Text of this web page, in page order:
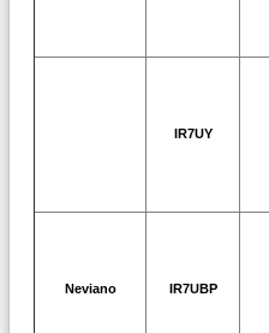
IR7UY
Neviano IR7UBP